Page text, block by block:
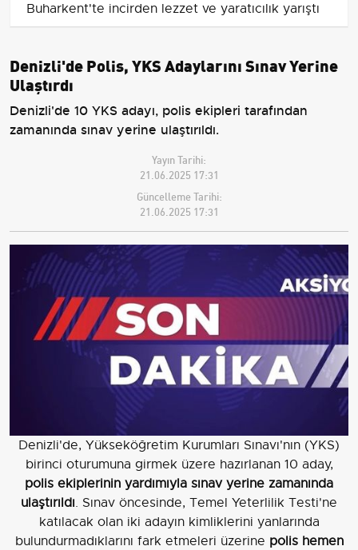
Buharkent'te incirden lezzet ve yaratıcılık yarıştı
Denizli'de Polis, YKS Adaylarını Sınav Yerine
Ulaştırdı
Denizli'de 10 YKS adayı, polis ekipleri tarafından
zamanında sınav yerine ulaştırıldı.
Yayın Tarihi:
21.06.2025 17:31
Güncelleme Tarihi:
21.06.2025 17:31
Denizli'de, Yükseköğretim Kurumları Sınavı'nın (YKS)
birinci oturumuna girmek üzere hazırlanan 10 aday,
polis ekiplerinin yardımıyla sınav yerine zamanında
ulaştırıldı. Sınav öncesinde, Temel Yeterlilik Testi'ne
katılacak olan iki adayın kimliklerini yanlarında
bulundurmadıklarını fark etmeleri üzerine polis hemen